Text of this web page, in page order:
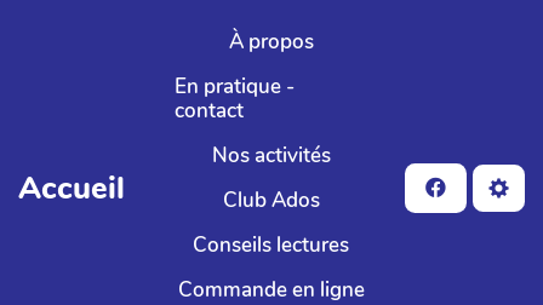
Aller au contenu principal
Accueil
À propos
En pratique -
contact
Nos activités
Club Ados
Conseils lectures
Commande en ligne